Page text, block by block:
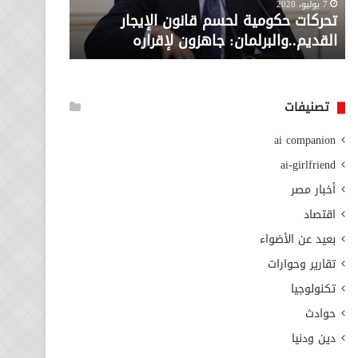
لإقراره
7 يوليو، 2020
تحركات حكومية لحسم قانون الإيجار
القديم..والبرلمان: جاهزون لإقراره
من
وزارة
الاجتماعي
تصنيفات
ai companion
ai-girlfriend
أخبار مصر
اقتصاد
بعيد عن الأضواء
تقارير وحوارات
تكنولوجيا
حوادث
دين ودنيا